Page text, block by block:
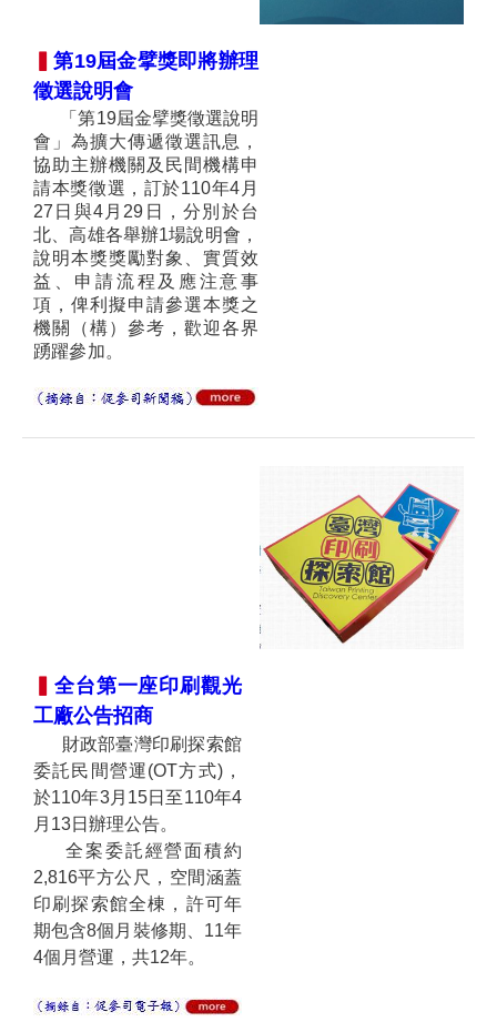
第19屆金擘獎即將辦理
徵選說明會
「第19屆金擘獎徵選說明
會」為擴大傳遞徵選訊息，
協助主辦機關及民間機構申
請本獎徵選，訂於110年4月
27日與4月29日，分別於台
北、高雄各舉辦1場說明會，
說明本獎獎勵對象、實質效
益、申請流程及應注意事
項，俾利擬申請參選本獎之
機關（構）參考，歡迎各界
踴躍參加。
全台第一座印刷觀光
工廠公告招商
財政部臺灣印刷探索館
委託民間營運(OT方式)，
於110年3月15日至110年4
月13日辦理公告。
全案委託經營面積約
2,816平方公尺，空間涵蓋
印刷探索館全棟，許可年
期包含8個月裝修期、11年
4個月營運，共12年。